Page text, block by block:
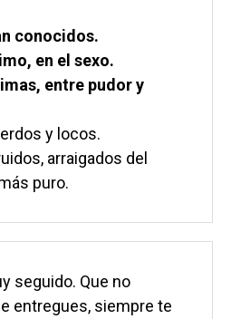
conocidos.
en el sexo.
entre pudor y
y locos.
arraigados del
puro.
seguido. Que no
entregues, siempre te